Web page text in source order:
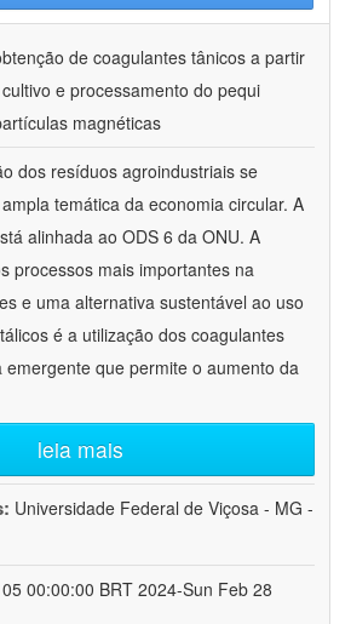
de coagulantes tânicos a partir
e processamento do pequi
magnéticas
dos resíduos agroindustriais se
temática da economia circular. A
alinhada ao ODS 6 da ONU. A
processos mais importantes na
e uma alternativa sustentável ao uso
é a utilização dos coagulantes
emergente que permite o aumento da
leia mais
Universidade Federal de Viçosa - MG -
00:00:00 BRT 2024-Sun Feb 28